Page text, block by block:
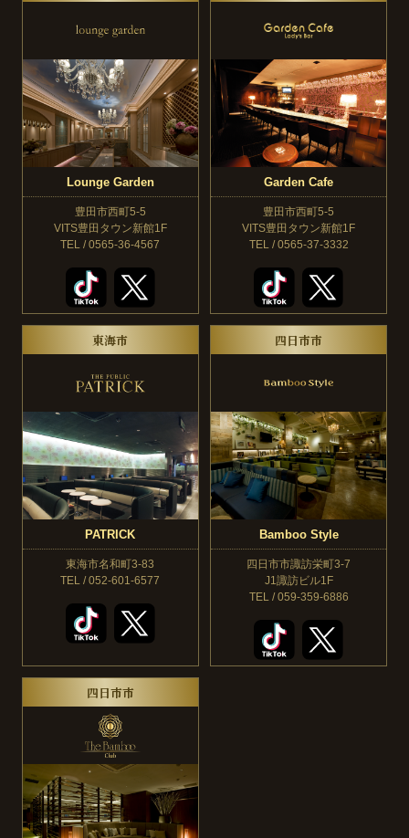
Lounge Garden
豊田市西町5-5
VITS豊田タウン新館1F
TEL / 0565-36-4567
Garden Cafe
豊田市西町5-5
VITS豊田タウン新館1F
TEL / 0565-37-3332
東海市
PATRICK
東海市名和町3-83
TEL / 052-601-6577
四日市市
Bamboo Style
四日市市諏訪栄町3-7
J1諏訪ビル1F
TEL / 059-359-6886
四日市市